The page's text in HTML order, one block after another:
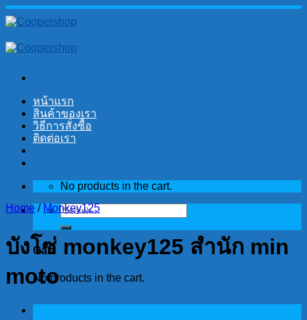
Skip
to
หน้าแรก
สินค้าของเรา
วิธีการสั่งซื้อ
ติดต่อเรา
No products in the cart.
Search
for:
Cart
No products in the cart.
Home / Monkey125
บังโซ่ monkey125 สำนัก min
moto